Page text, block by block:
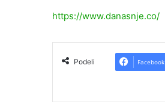
https://www.danasnje.co/
Podeli Facebook